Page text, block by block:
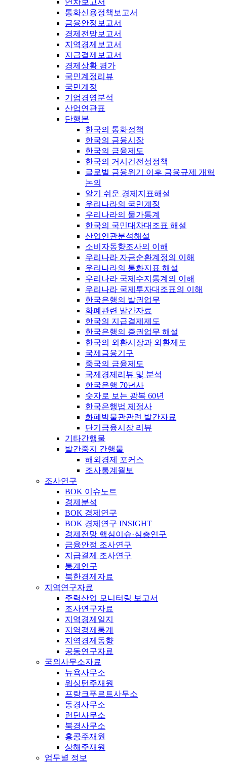
연차보고서
통화신용정책보고서
금융안정보고서
경제전망보고서
지역경제보고서
지급결제보고서
경제상황 평가
국민계정리뷰
국민계정
기업경영분석
산업연관표
단행본
한국의 통화정책
한국의 금융시장
한국의 금융제도
한국의 거시건전성정책
글로벌 금융위기 이후 금융규제 개혁
논의
알기 쉬운 경제지표해설
우리나라의 국민계정
우리나라의 물가통계
한국의 국민대차대조표 해설
산업연관분석해설
소비자동향조사의 이해
우리나라 자금순환계정의 이해
우리나라의 통화지표 해설
우리나라 국제수지통계의 이해
우리나라 국제투자대조표의 이해
한국은행의 발권업무
화폐관련 발간자료
한국의 지급결제제도
한국은행의 증권업무 해설
한국의 외환시장과 외환제도
국제금융기구
중국의 금융제도
국제경제리뷰 및 분석
한국은행 70년사
숫자로 보는 광복 60년
한국은행법 제정사
화폐박물관관련 발간자료
단기금융시장 리뷰
기타간행물
발간중지 간행물
해외경제 포커스
조사통계월보
조사연구
BOK 이슈노트
경제분석
BOK 경제연구
BOK 경제연구 INSIGHT
경제전망 핵심이슈·심층연구
금융안정 조사연구
지급결제 조사연구
통계연구
북한경제자료
지역연구자료
주력산업 모니터링 보고서
조사연구자료
지역경제일지
지역경제통계
지역경제동향
공동연구자료
국외사무소자료
뉴욕사무소
워싱턴주재원
프랑크푸르트사무소
동경사무소
런던사무소
북경사무소
홍콩주재원
상해주재원
업무별 정보